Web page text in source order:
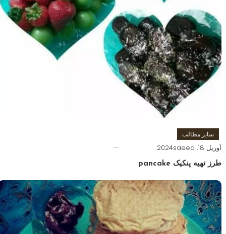
سایر مطالب
آوریل 18, 2024 saeed
طرز تهیه پنکیک pancake